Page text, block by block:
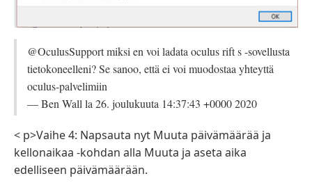
@OculusSupport miksi en voi ladata oculus rift s -sovellusta
tietokoneelleni? Se sanoo, että ei voi muodostaa yhteyttä
oculus-palvelimiin
— Ben Wall la 26. joulukuuta 14:37:43 +0000 2020
< p>Vaihe 4: Napsauta nyt Muuta päivämäärää ja
kellonaikaa -kohdan alla Muuta ja aseta aika
edelliseen päivämäärään.